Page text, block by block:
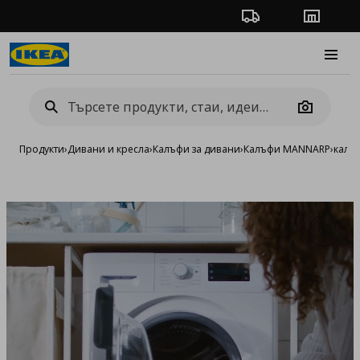
Проследяване на
Camera
Продукти›Дивани и кресла›Калъфи за дивани›Калъфи MANNARP›